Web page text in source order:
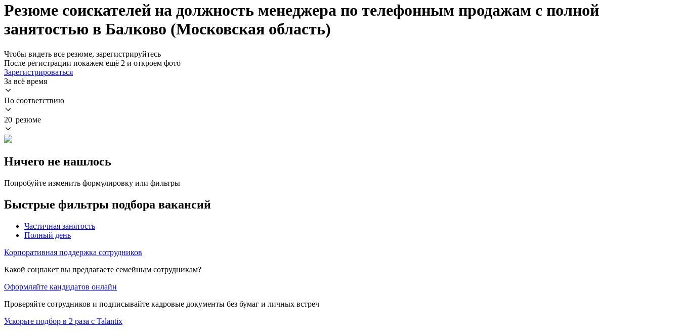
Резюме соискателей на должность менеджера по телефонным продажам с полной
занятостью в Балково (Московская область)
Чтобы видеть все резюме, зарегистрируйтесь
После регистрации покажем ещё 2 и откроем фото
Зарегистрироваться
За всё время
По соответствию
20 резюме
Ничего не нашлось
Попробуйте изменить формулировку или фильтры
Быстрые фильтры подбора вакансий
Частичная занятость
Полный день
Корпоративная поддержка сотрудников
Какой соцпакет вы предлагаете семейным сотрудникам?
Оформляйте кандидатов онлайн
Проверяйте сотрудников и подписывайте кадровые документы без бумаг и личных встреч
Ускорьте подбор в 2 раза с Talantix